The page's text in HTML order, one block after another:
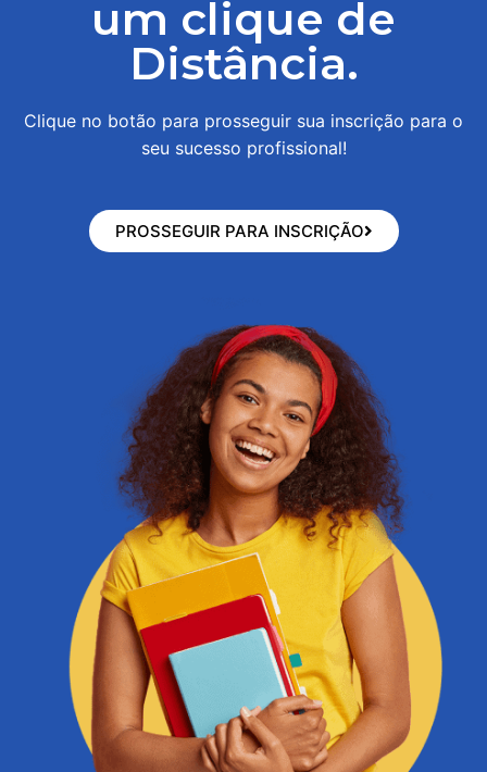
um clique de
Distância.
Clique no botão para prosseguir sua inscrição para o
seu sucesso profissional!
PROSSEGUIR PARA INSCRIÇÃO